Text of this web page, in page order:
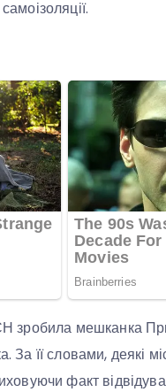
зробила мешканка
За її словами, деякі
факт